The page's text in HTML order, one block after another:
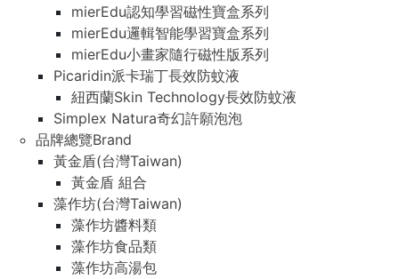
mierEdu認知學習磁性寶盒系列
mierEdu邏輯智能學習寶盒系列
mierEdu小畫家隨行磁性版系列
Picaridin派卡瑞丁長效防蚊液
紐西蘭Skin Technology長效防蚊液
Simplex Natura奇幻許願泡泡
品牌總覽Brand
黃金盾(台灣Taiwan)
黃金盾 組合
藻作坊(台灣Taiwan)
藻作坊醬料類
藻作坊食品類
藻作坊高湯包